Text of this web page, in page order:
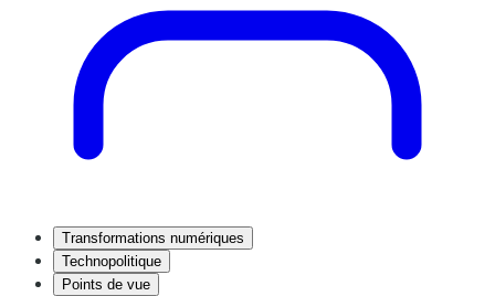
Transformations numériques
Technopolitique
Points de vue